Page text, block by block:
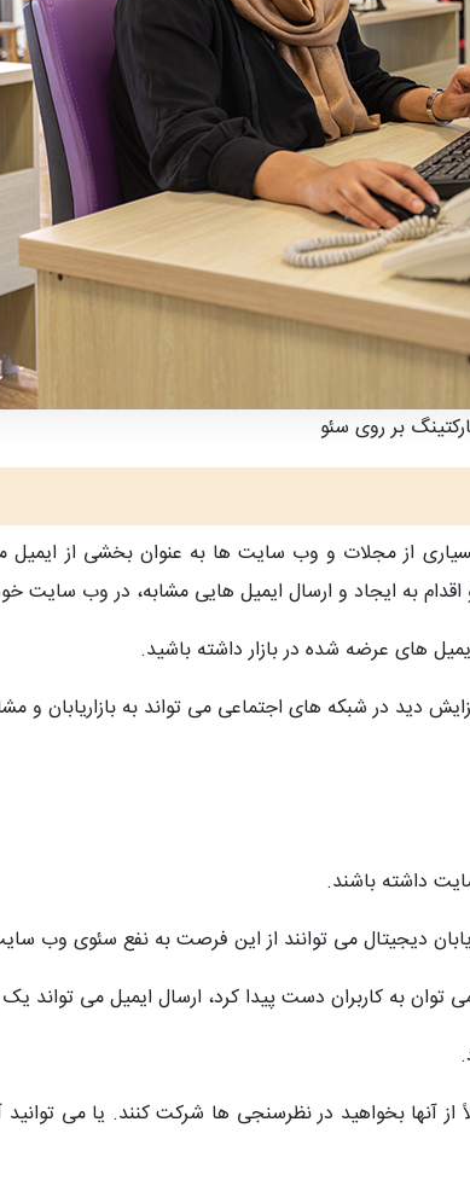
بر روی سئو
از مجلات و وب سایت ها به عنوان بخشی از ایمیل
اقدام به ایجاد و ارسال ایمیل هایی مشابه، در وب سایت
های عرضه شده در بازار داشته باشید.
دید در شبکه های اجتماعی می تواند به بازاریابان
داشته باشند.
دیجیتال می توانند از این فرصت به نفع سئوی وب
توان به کاربران دست پیدا کرد، ارسال ایمیل می تواند
آنها بخواهید در نظرسنجی ها شرکت کنند. یا می توانید